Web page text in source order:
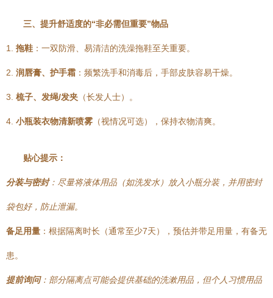
三、提升舒适度的“非必需但重要”物品
1. 拖鞋 ：一双防滑、易清洁的洗澡拖鞋至关重要。
2. 润唇膏、护手霜 ：频繁洗手和消毒后，手部皮肤容易干燥。
3. 梳子、发绳/发夹 （长发人士）。
4. 小瓶装衣物清新喷雾 （视情况可选），保持衣物清爽。
贴心提示：
分装与密封：尽量将液体用品（如洗发水）放入小瓶分装，并用密封
袋包好，防止泄漏。
备足用量 ：根据隔离时长（通常至少7天），预估并带足用量，有备无
患。
提前询问：部分隔离点可能会提供基础的洗漱用品，但个人习惯用品